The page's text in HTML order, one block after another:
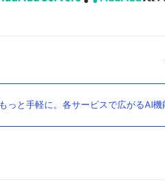
っと手軽に。各サービスで広がるAI機